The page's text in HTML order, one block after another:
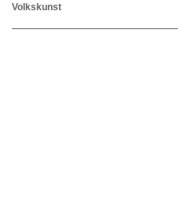
Volkskunst